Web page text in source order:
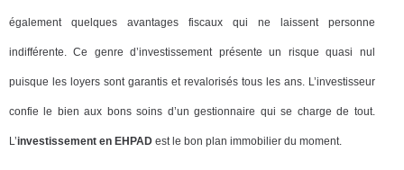
également quelques avantages fiscaux qui ne laissent personne
indifférente. Ce genre d’investissement présente un risque quasi nul
puisque les loyers sont garantis et revalorisés tous les ans. L’investisseur
confie le bien aux bons soins d’un gestionnaire qui se charge de tout.
L’investissement en EHPAD est le bon plan immobilier du moment.